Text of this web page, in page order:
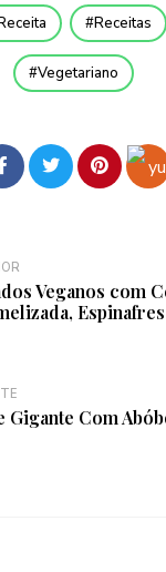
Receitas
Vegetariano
Veganos com
Espinafres
Gigante Com